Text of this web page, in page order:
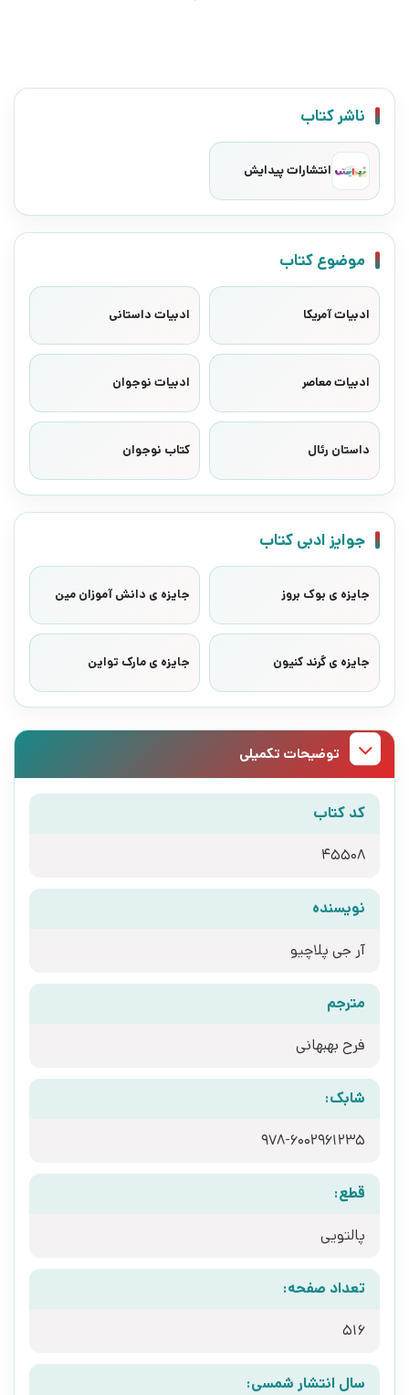
ناشر کتاب
انتشارات پیدایش
موضوع کتاب
ادبیات آمریکا ادبیات داستانی
ادبیات معاصر ادبیات نوجوان
داستان رئال کتاب نوجوان
جوایز ادبی کتاب
جایزه ی بوک بروز جایزه ی دانش آموزان مین
جایزه ی گرند کنیون جایزه ی مارک تواین
توضیحات تکمیلی
کد کتاب
45508
نویسنده
آر جی پلاچیو
مترجم
فرح بهبهانی
شابک:
978-6002961235
قطع:
پالتویی
تعداد صفحه:
516
سال انتشار شمسی: